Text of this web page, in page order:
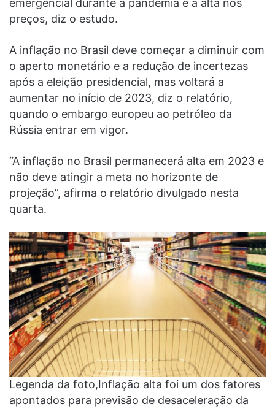
emergencial durante a pandemia e a alta nos
preços, diz o estudo.
A inflação no Brasil deve começar a diminuir com
o aperto monetário e a redução de incertezas
após a eleição presidencial, mas voltará a
aumentar no início de 2023, diz o relatório,
quando o embargo europeu ao petróleo da
Rússia entrar em vigor.
“A inflação no Brasil permanecerá alta em 2023 e
não deve atingir a meta no horizonte de
projeção”, afirma o relatório divulgado nesta
quarta.
Legenda da foto,Inflação alta foi um dos fatores
apontados para previsão de desaceleração da